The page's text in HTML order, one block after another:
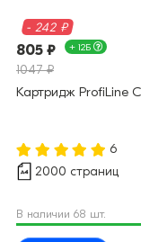
- 242 ₽
805 ₽ + 12Б
1047 ₽
Картридж ProfiLine
6
2000 страниц
В наличии 68 шт.